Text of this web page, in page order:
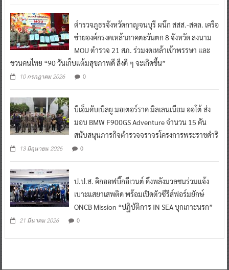
ตำรวจภูธรจังหวัดกาญจนบุรี ผนึก สสส.-สคล. เครือ
ข่ายองค์กรงดเหล้าภาคตะวันตก 8 จังหวัด ลงนาม
MOU ตำรวจ 21 สภ. ร่วมงดเหล้าเข้าพรรษา และ
ชวนคนไทย “90 วันเก็บแต้มสุขภาพดี สิ่งดี ๆ จะเกิดขึ้น”
10 กรกฎาคม 2026 0
บีเอ็มดับเบิลยู มอเตอร์ราด มิลเลนเนียม ออโต้ ส่ง
มอบ BMW F900GS Adventure จำนวน 15 คัน
สนับสนุนภารกิจตำรวจจราจรโครงการพระราชดำริ
13 มิถุนายน 2026 0
ป.ป.ส. คิกออฟบิ๊กอีเวนต์ ดึงพลังมวลชนร่วมแจ้ง
เบาะแสยาเสพติด พร้อมเปิดตัวซีรีส์ฟอร์มยักษ์
ONCB Mission “ปฏิบัติการ IN SEA บุกเกาะนรก”
21 มีนาคม 2026 0